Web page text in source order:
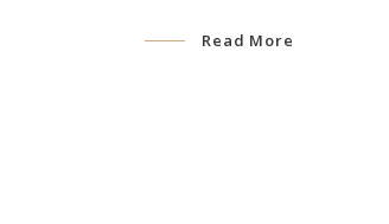
Read More